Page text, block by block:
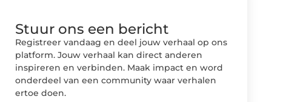
Stuur ons een bericht
Registreer vandaag en deel jouw verhaal op ons
platform. Jouw verhaal kan direct anderen
inspireren en verbinden. Maak impact en word
onderdeel van een community waar verhalen
ertoe doen.